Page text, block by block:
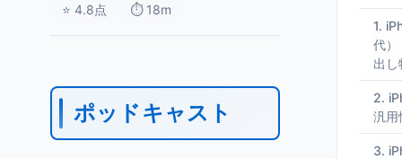
⭐ 4.8点
⏱️ 18m
ポッドキャスト
1.
代）
出し
2.
汎用
3.